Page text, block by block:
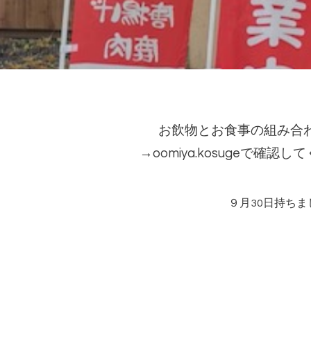
お飲物とお食事の組み合
→oomiya.kosugeで確認して
９月30日持ち